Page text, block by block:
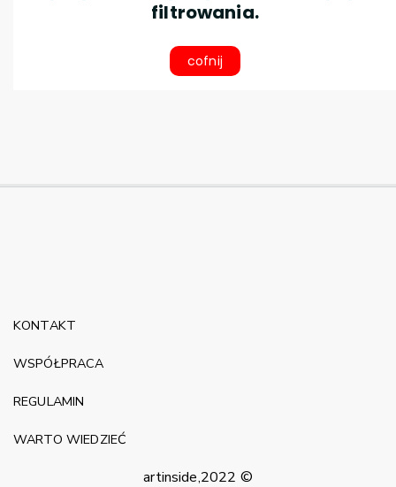
filtrowania.
cofnij
artinside,2022 ©
KONTAKT
WSPÓŁPRACA
REGULAMIN
WARTO WIEDZIEĆ